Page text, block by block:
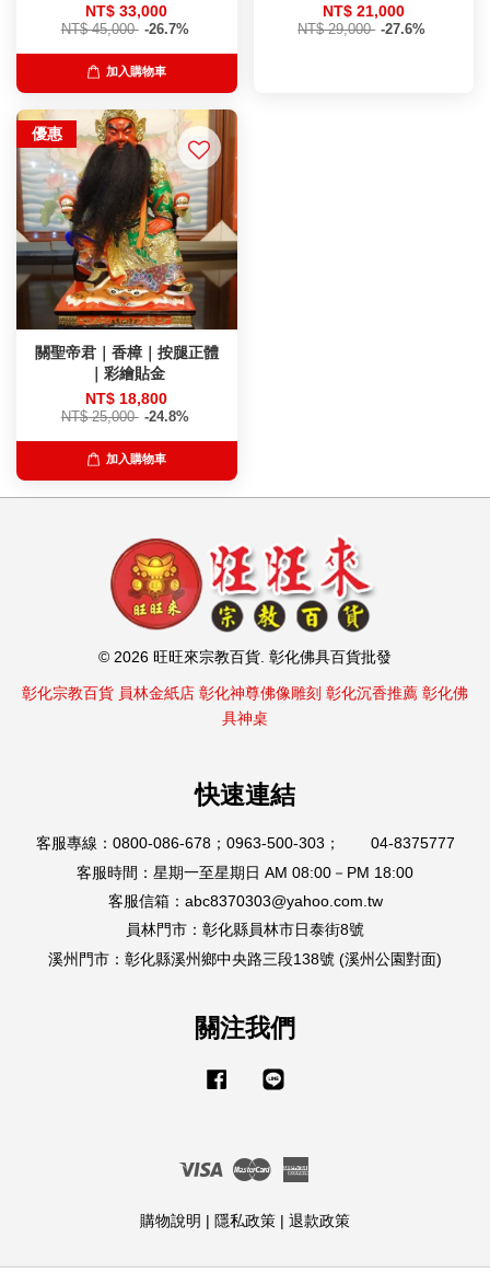
NT$ 33,000
NT$ 45,000 -26.7%
加入購物車
NT$ 21,000
NT$ 29,000 -27.6%
優惠
關聖帝君｜香樟｜按腿正體
｜彩繪貼金
NT$ 18,800
NT$ 25,000 -24.8%
加入購物車
© 2026 旺旺來宗教百貨. 彰化佛具百貨批發
彰化宗教百貨 員林金紙店 彰化神尊佛像雕刻 彰化沉香推薦 彰化佛
具神桌
快速連結
客服專線：0800-086-678；0963-500-303； 04-8375777
客服時間：星期一至星期日 AM 08:00－PM 18:00
客服信箱：abc8370303@yahoo.com.tw
員林門市：彰化縣員林市日泰街8號
溪州門市：彰化縣溪州鄉中央路三段138號 (溪州公園對面)
關注我們
Facebook
Visa Master
購物說明
隱私政策 退款政策